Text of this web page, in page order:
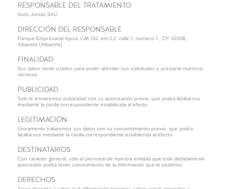
RESPONSABLE DEL TRATAMIENTO
Auto Juntas SAU
DIRECCIÓN DEL RESPONSABLE
Parque Empresarial Ajusa, CM 332, km 2,2, calle 1, número 1., CP 02008,
Albacete (Albacete)
FINALIDAD
Sus datos serán usados para poder atender sus solicitudes y prestarle nuestros
servicios.
PUBLICIDAD
Solo le enviaremos publicidad con su autorización previa, que podrá facilitarnos
mediante la casilla correspondiente establecida al efecto.
LEGITIMACIÓN
Únicamente trataremos sus datos con su consentimiento previo, que podrá
facilitarnos mediante la casilla correspondiente establecida al efecto.
DESTINATARIOS
Con carácter general, sólo el personal de nuestra entidad que esté debidamente
autorizado podrá tener conocimiento de la información que le pedimos.
DERECHOS